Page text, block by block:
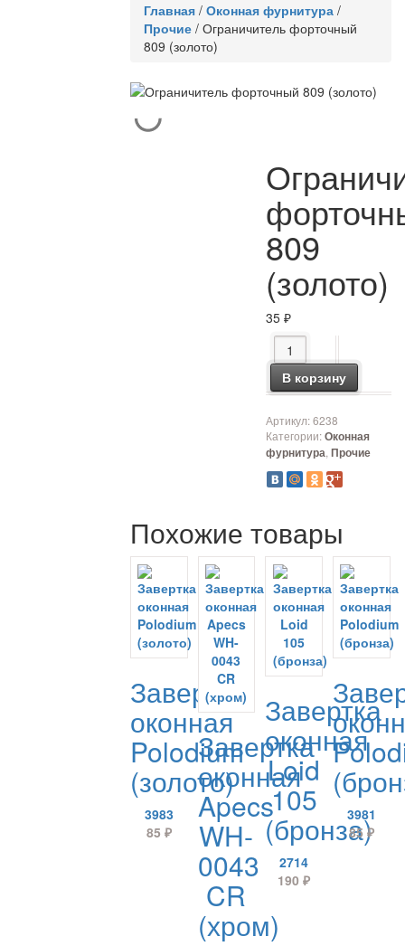
Главная / Оконная фурнитура /
Прочие / Ограничитель форточный
809 (золото)
809
(золото)
35₽
Количество товара
В корзину
Артикул:6238
Категории:Оконная
фурнитура,Прочие
Похожие товары
Завертка
оконная
Polodium
(золото)
3983
85 ₽
Завертка
оконная
Apecs
WH-
0043
CR
(хром)
Завертка
оконная
Loid
105
(бронза)
2714
190₽
3981
85 ₽